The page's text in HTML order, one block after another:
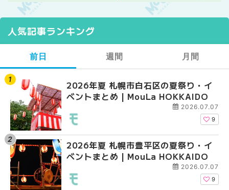
人気記事ランキング
前日
2026年夏 札幌市白石区の夏祭り・イ
ベントまとめ | MouLa HOKKAIDO
2026.07.07
9
2026年夏 札幌市豊平区の夏祭り・イ
ベントまとめ | MouLa HOKKAIDO
2026.07.07
9
週間
【2026年最新】札幌
ガーデン｜オープン日
大通公園から穴場テ
2026年夏 札幌市白石
ベントまとめ |
月間
【2026年最新】札幌
ガーデン｜オープン日
大通公園から穴場テ
2026年夏 札幌市北区
ントまとめ | MouLa